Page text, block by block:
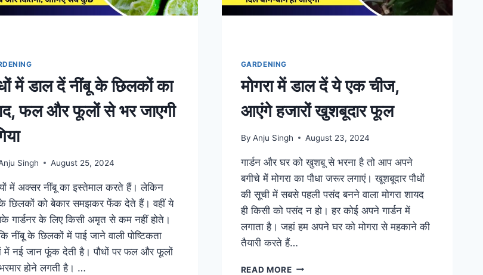
प्लांट
में डाल दें नींबू के छिलकों का
फल और फूलों से भर जाएगी
Singh August 25, 2024
में अक्सर नींबू का इस्तेमाल करते हैं। लेकिन
छिलकों को बेकार समझकर फेंक देते हैं। वहीं ये
गार्डनर के लिए किसी अमृत से कम नहीं होते।
नींबू के छिलकों में पाई जाने वाली पोष्टिकता
में नई जान फूंक देती है। पौधों पर फल और फूलों
होने लगती है। …
GARDENING
मोगरा में डाल दें ये एक चीज,
आएंगे हजारों खुशबूदार फूल
By Anju Singh August 23, 2024
गार्डन और घर को खुशबू से भरना है तो आप अपने
बगीचे मेें मोगरा का पौधा जरूर लगाएं। खूशबूदार पौधों
की सूची में सबसे पहली पसंद बनने वाला मोगरा शायद
ही किसी को पसंद न हो। हर कोई अपने गार्डन में
लगाता है। जहां हम अपने घर को मोगरा से महकाने की
तैयारी करते हैं…
READ MOREमोगरा